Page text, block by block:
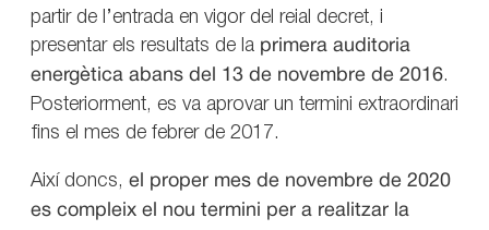
partir de l’entrada en vigor del reial decret, i
presentar els resultats de la primera auditoria
energètica abans del 13 de novembre de 2016.
Posteriorment, es va aprovar un termini extraordinari
fins el mes de febrer de 2017.
Així doncs, el proper mes de novembre de 2020
es compleix el nou termini per a realitzar la